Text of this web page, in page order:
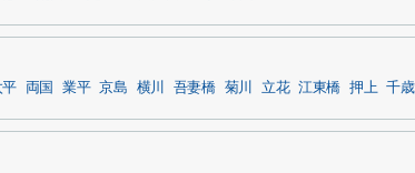
平 両国 業平 京島 横川 吾妻橋 菊川 立花 江東橋 押上 千歳